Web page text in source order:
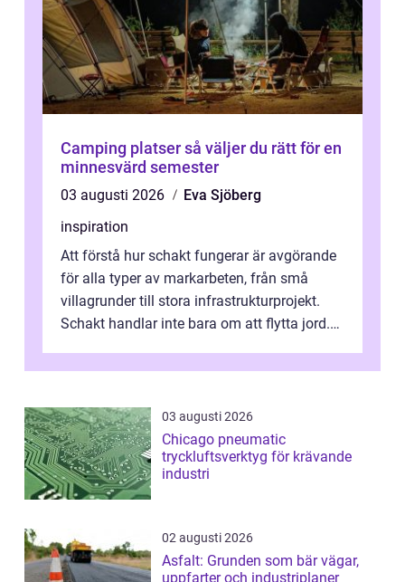
Camping platser så väljer du rätt för en
minnesvärd semester
03 augusti 2026
Eva Sjöberg
inspiration
Att förstå hur schakt fungerar är avgörande
för alla typer av markarbeten, från små
villagrunder till stora infrastrukturprojekt.
Schakt handlar inte bara om att flytta jord.
03 augusti 2026
Chicago pneumatic
tryckluftsverktyg för krävande
industri
02 augusti 2026
Asfalt: Grunden som bär vägar,
uppfarter och industriplaner